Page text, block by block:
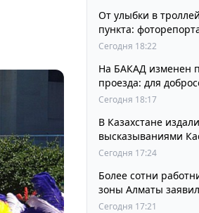
От улыбки в
пункта:
Сегодня 18:22
На БАКАД изменен
проезда: для
пользователей
Сегодня 18:17
В Казахстане
высказываниями
Сегодня 17:24
Более сотни
зоны Алматы
принять участие в
Сегодня 17:21